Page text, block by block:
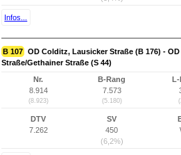
Infos...
B 107 OD Colditz, Lausicker Straße (B 176) -
Straße/Gethainer Straße (S 44)
Nr.
8.914
(8.923)
B-Rang
7.573
(5.180)
DTV
7.262
SV
450
(6,2%)